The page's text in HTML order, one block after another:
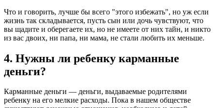
Что и говорить, лучше бы всего "этого избежать", но уж если
жизнь так складывается, пусть сын или дочь чувствуют, что
вы щадите и оберегаете их, но не имеете от них тайн, и никто
из вас двоих, ни папа, ни мама, не стали любить их меньше.
4. Нужны ли ребенку карманные
деньги?
Карманные деньги — деньги, выдаваемые родителями
ребенку на его мелкие расходы. Пока в нашем обществе